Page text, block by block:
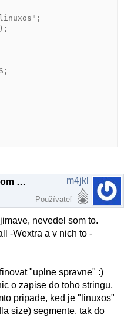
test.c
Re: C: pristup ku znakom z retazca m4jkl
Používateľ
nevedel som to.
-Wextra a v nich to -
"uplne spravne" :)
o zapise do toho stringu,
pripade, ked je "linuxos"
size) segmente, tak do